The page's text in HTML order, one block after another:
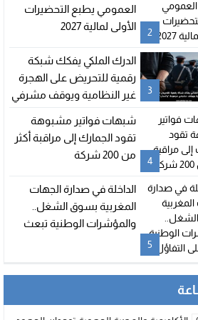
2
العمومي يطبع التحضيرات
الأولى لمالية 2027
3
الدرك الملكي يفكك شبكة
رقمية للتحريض على الهجرة
غير النظامية ويوقف مشرفي
4
شبهات فواتير مشبوهة
تقود الجمارك إلى مراقبة أكثر
من 200 شركة
5
الداخلة في صدارة الجهات
المغربية بسوق الشغل..
والمؤشرات الوطنية تبعث